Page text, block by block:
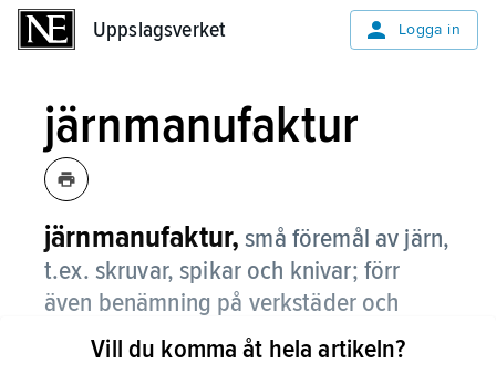
Uppslagsverket Logga in
järnmanufaktur
järnmanufaktur, små föremål av järn,
t.ex. skruvar, spikar och knivar; förr
även benämning på verkstäder och
andra anläggningar där sådana varor
tillverkades.
Vill du komma åt hela artikeln?